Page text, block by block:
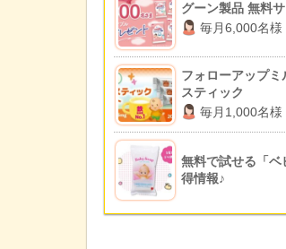
グーン製品 無料
毎月6,000名様
フォローアップ
スティック
毎月1,000名様
無料で試せる「ベ
得情報♪